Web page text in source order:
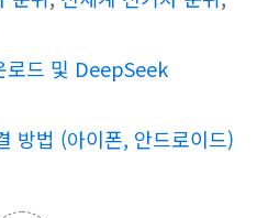
로드 및 DeepSeek
방법 (아이폰, 안드로이드)